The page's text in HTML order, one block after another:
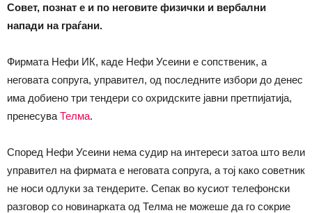
Совет, познат е и по неговите физички и вербални
напади на граѓани.
Фирмата Нефи ИК, каде Нефи Усеини е сопственик, а
неговата сопруга, управител, од последните избори до денес
има добиено три тендери со охридските јавни претпијатија,
пренесува Телма.
Според Нефи Усеини нема судир на интереси затоа што вели
управител на фирмата е неговата сопруга, а тој како советник
не носи одлуки за тендерите. Сепак во кусиот телефонски
разговор со новинарката од Телма не можеше да го сокрие